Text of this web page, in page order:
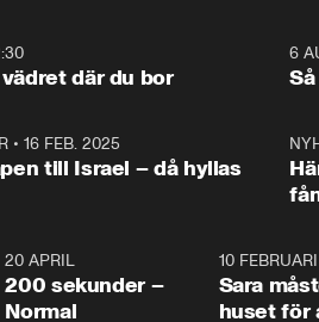
och Makten.
1:06
där du bor
6
• 16 FEB. 2025
till Israel – då hyllas
20 APRIL
200 sekunder –
Normal
10 FEBRUARI
Sara
huset för